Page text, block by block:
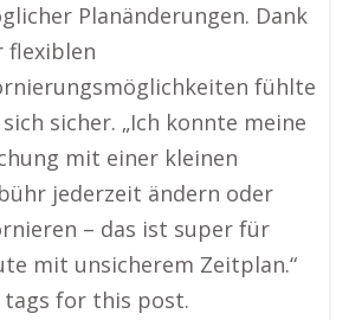
Planänderungen. Dank
flexiblen
fühlte
sicher. „Ich konnte meine
mit einer kleinen
jederzeit ändern oder
– das ist super für
mit unsicherem Zeitplan.“
tags for this post.